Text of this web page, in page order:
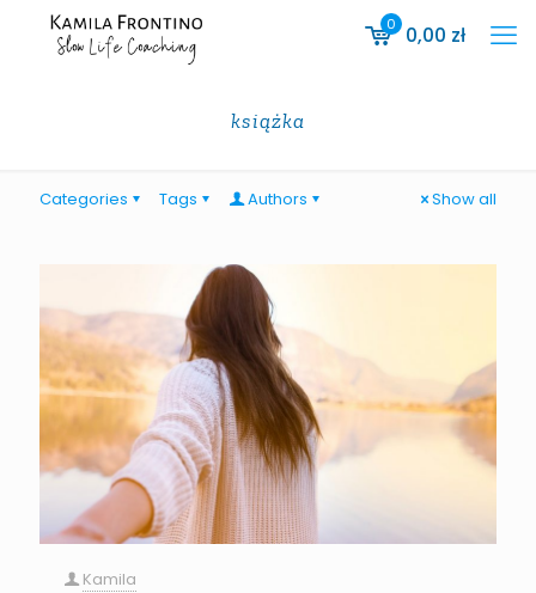
0 0,00 zł
książka
Categories Tags Authors Show all
Kamila